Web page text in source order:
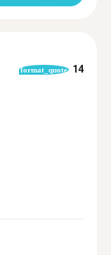
format_quote 14